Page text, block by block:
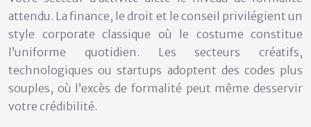
attendu. La finance, le droit et le conseil privilégient un
style corporate classique où le costume constitue
l’uniforme quotidien. Les secteurs créatifs,
technologiques ou startups adoptent des codes plus
souples, où l’excès de formalité peut même desservir
votre crédibilité.